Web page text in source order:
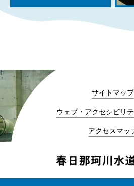
サイトマップ
ウェブ・アクセシビリ
アクセスマッ